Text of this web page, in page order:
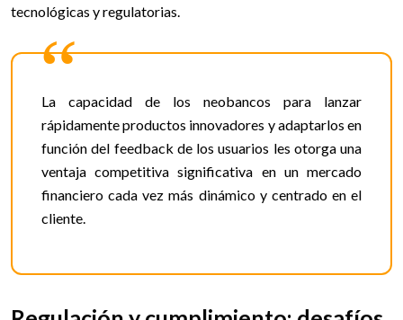
tecnológicas y regulatorias.
La capacidad de los neobancos para lanzar
rápidamente productos innovadores y adaptarlos en
función del feedback de los usuarios les otorga una
ventaja competitiva significativa en un mercado
financiero cada vez más dinámico y centrado en el
cliente.